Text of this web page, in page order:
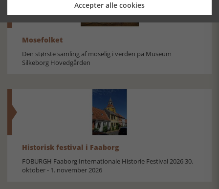
Mosefolket
Den største samling af moselig i verden på Museum
Silkeborg Hovedgården
Historisk festival i Faaborg
FOBURGH Faaborg Internationale Historie Festival 2026 30.
oktober - 1. november 2026
Accepter alle cookies